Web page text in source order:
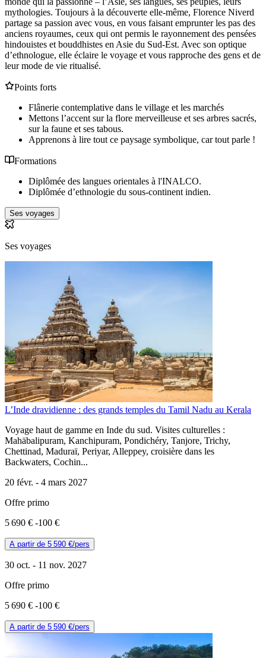
mythologies. Toujours à la découverte elle-même, Florence Niverd
partage sa passion avec vous, en vous faisant emprunter les pas des
anciens royaumes, ceux qui ont permis le rayonnement des pensées
hindouistes et bouddhistes en Asie du Sud-Est. Avec son optique
d’ethnologue, elle éclaire le voyage et vous rapproche des gens et de
leur mode de vie ritualisé.
Points forts
Flânerie contemplative dans le village et les marchés
Mettons l’accent sur la flore merveilleuse et ses arbres sacrés,
sur la faune et ses tabous.
Apprenons à lire tout ce paysage symbolique, car tout parle !
Formations
Diplômée des langues orientales à l'INALCO.
Diplômée d’ethnologie du sous-continent indien.
Ses voyages
Ses voyages
L’Inde dravidienne : des grands temples du Tamil Nadu au Kerala
Voyage haut de gamme en Inde du sud. Visites culturelles :
Mahäbalipuram, Kanchipuram, Pondichéry, Tanjore, Trichy,
Chettinad, Maduraï, Periyar, Alleppey, croisière dans les
Backwaters, Cochin...
20 févr. - 4 mars 2027
Offre primo
5 690 € -100 €
A partir de 5 590 €/pers
30 oct. - 11 nov. 2027
Offre primo
5 690 € -100 €
A partir de 5 590 €/pers